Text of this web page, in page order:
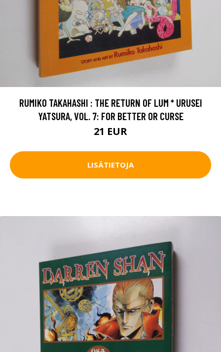
RUMIKO TAKAHASHI : THE RETURN OF LUM * URUSEI
YATSURA, VOL. 7: FOR BETTER OR CURSE
21 EUR
LISÄTIETOJA